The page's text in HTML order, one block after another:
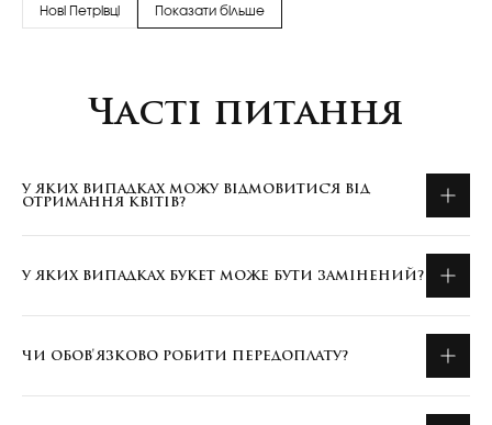
Нові Петрівці Показати більше
Часті питання
У ЯКИХ ВИПАДКАХ МОЖУ ВІДМОВИТИСЯ ВІД
ОТРИМАННЯ КВІТІВ?
У ЯКИХ ВИПАДКАХ БУКЕТ МОЖЕ БУТИ ЗАМІНЕНИЙ?
ЧИ ОБОВ'ЯЗКОВО РОБИТИ ПЕРЕДОПЛАТУ?